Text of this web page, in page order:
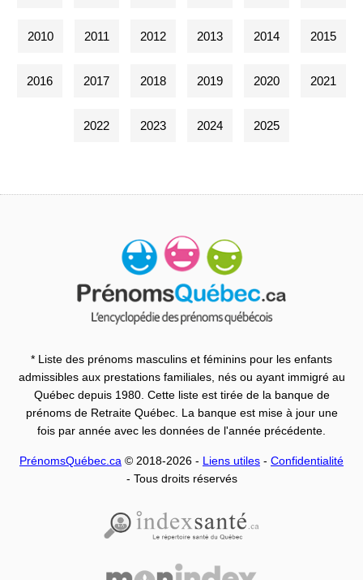
2010 2011 2012 2013 2014 2015
2016 2017 2018 2019 2020 2021
2022 2023 2024 2025
* Liste des prénoms masculins et féminins pour les enfants
admissibles aux prestations familiales, nés ou ayant immigré au
Québec depuis 1980. Cette liste est tirée de la banque de
prénoms de Retraite Québec. La banque est mise à jour une
fois par année avec les données de l'année précédente.
PrénomsQuébec.ca © 2018-2026 - Liens utiles - Confidentialité
- Tous droits réservés